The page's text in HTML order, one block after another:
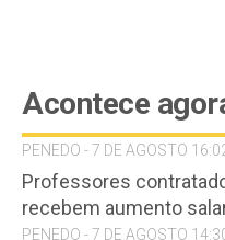
Acontece
PENEDO - 7 DE AGOSTO
Professores
recebem aumento
PENEDO - 7 DE AGOSTO